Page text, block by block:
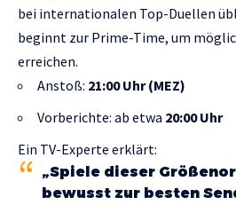
bei internationalen Top-Duellen
beginnt zur Prime-Time, um
erreichen.
Anstoß: 21:00 Uhr (MEZ)
Vorberichte: ab etwa 20:00 Uhr
Ein TV-Experte erklärt:
„Spiele dieser
bewusst zur besten